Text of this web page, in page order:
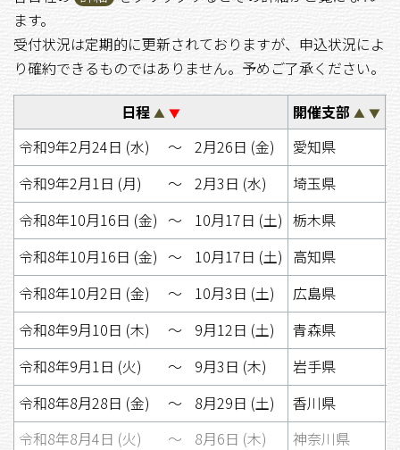
ます。
受付状況は定期的に更新されておりますが、申込状況によ
り確約できるものではありません。予めご了承ください。
日程 ▲ ▼ 開催支部 ▲ ▼
令和9年2月24日 (水) 〜 2月26日 (金) 愛知県
令和9年2月1日 (月)
〜 2月3日 (水) 埼玉県
令和8年10月16日 (金) 〜 10月17日 (土) 栃木県
令和8年10月16日 (金) 〜 10月17日 (土) 高知県
令和8年10月2日 (金)
〜 10月3日 (土) 広島県
令和8年9月10日 (木)
〜 9月12日 (土) 青森県
令和8年9月1日 (火)
〜 9月3日 (木) 岩手県
令和8年8月28日 (金)
〜 8月29日 (土) 香川県
令和8年8月4日 (火)
〜 8月6日 (木) 神奈川県